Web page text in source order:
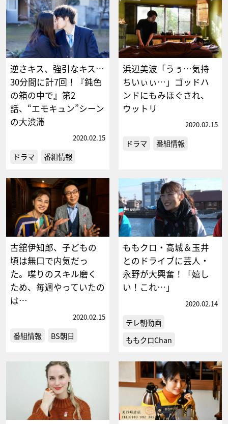
逆さキス、強引なキス…
30分間に計7回！『鈍色
の箱の中で』第2
話、“エモキュン”シーン
の大渋滞
2020.02.15
ドラマ 番組情報
浜辺美波「うぅ…気持
ちいぃぃ…」ゴッドハ
ンドにもみほぐされ、
ウットリ
2020.02.15
ドラマ 番組情報
古舘伊知郎、子どもの
頃は無口で内気だっ
た。喋りのスキル磨く
ため、毎週やっていたの
は…
2020.02.15
番組情報 BS朝日
ももクロ・高城＆玉井
とのドライブに芸人・
永野が大興奮！「嬉し
い！これ…」
2020.02.14
テレ朝動画
ももクロChan